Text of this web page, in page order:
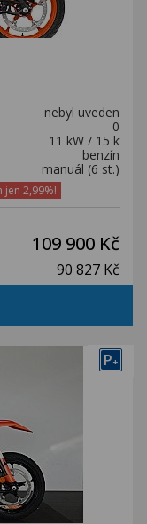
nebyl uveden
0
11 kW / 15 k
benzín
manuál (6 st.)
jen 2,99%!
109 900 Kč
90 827 Kč
P+